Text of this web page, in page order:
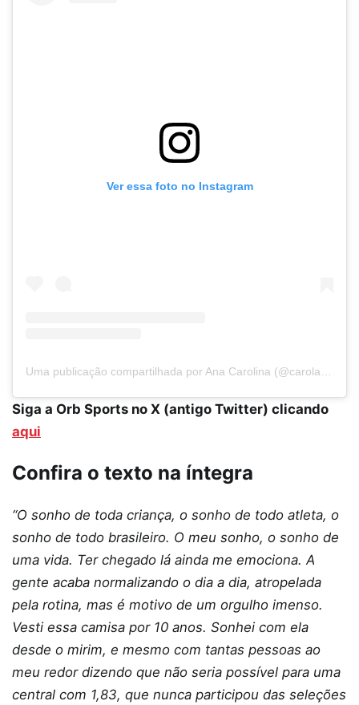
Ver essa foto no Instagram
Siga a Orb Sports no X (antigo Twitter) clicando
aqui
Confira o texto na íntegra
“O sonho de toda criança, o sonho de todo atleta, o
sonho de todo brasileiro. O meu sonho, o sonho de
uma vida. Ter chegado lá ainda me emociona. A
gente acaba normalizando o dia a dia, atropelada
pela rotina, mas é motivo de um orgulho imenso.
Vesti essa camisa por 10 anos. Sonhei com ela
desde o mirim, e mesmo com tantas pessoas ao
meu redor dizendo que não seria possível para uma
central com 1,83, que nunca participou das seleções